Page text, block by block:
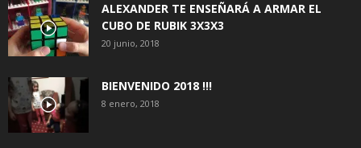
ALEXANDER TE ENSEÑARÁ A ARMAR EL
CUBO DE RUBIK 3X3X3
20 junio, 2018
BIENVENIDO 2018 !!!
8 enero, 2018